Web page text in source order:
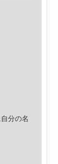
分の名